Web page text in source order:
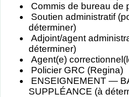
Commis de bureau de
Soutien administratif
déterminer)
Adjoint/agent
déterminer)
Agent(e)
Policier GRC (Regina)
ENSEIGNEMENT —
SUPPLÉANCE (à